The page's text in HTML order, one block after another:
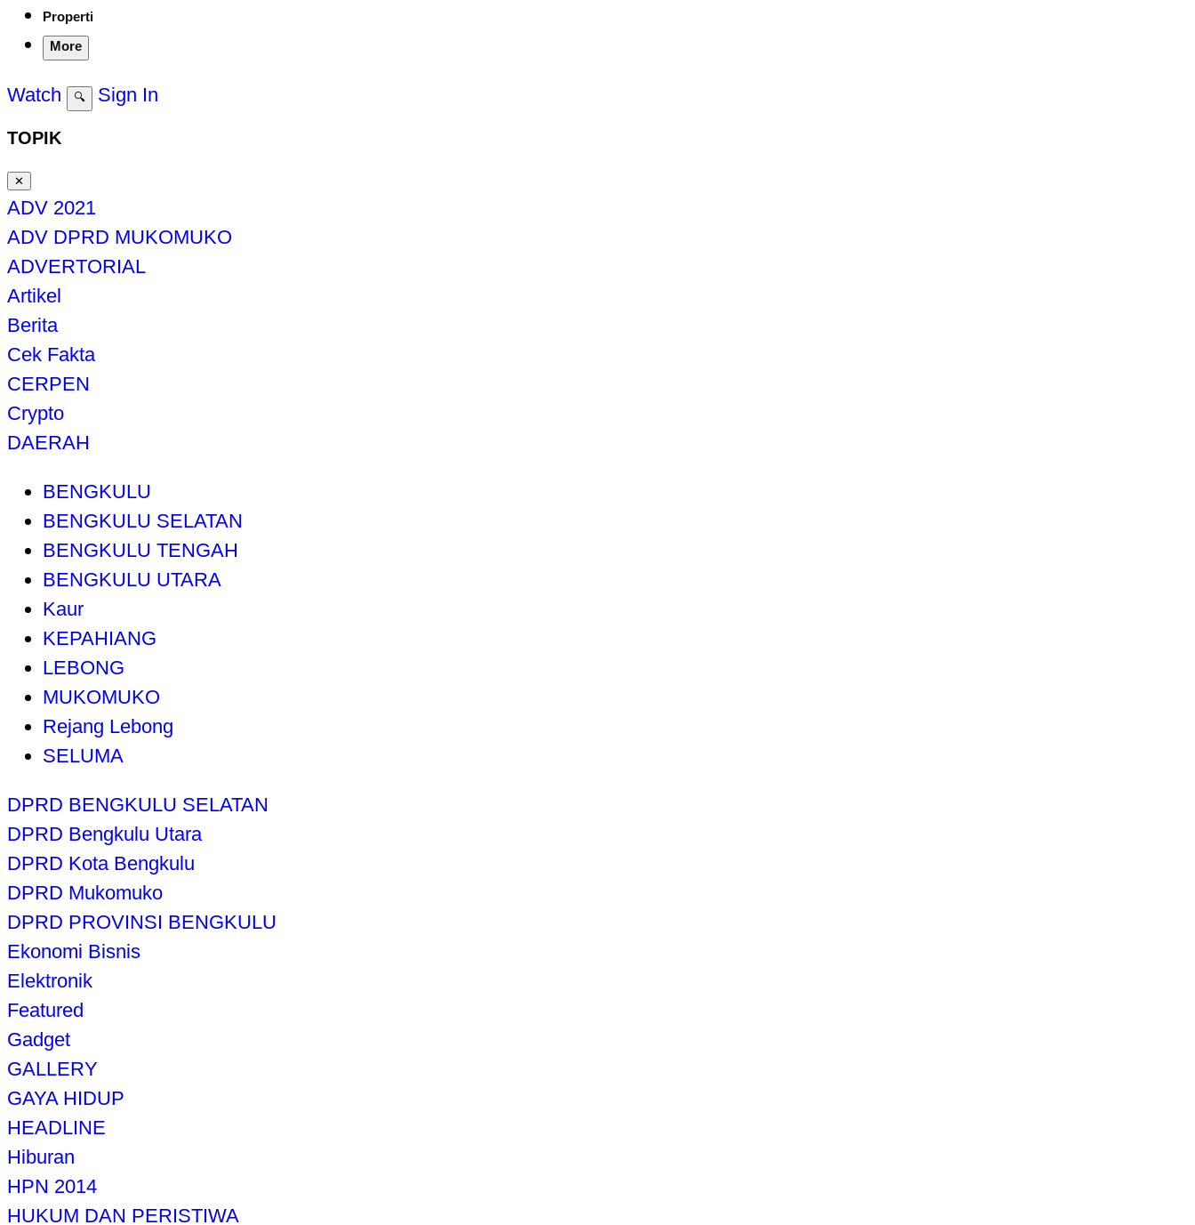
Properti
More
Watch 🔍 Sign In
TOPIK
✕
ADV 2021
ADV DPRD MUKOMUKO
ADVERTORIAL
Artikel
Berita
Cek Fakta
CERPEN
Crypto
DAERAH
BENGKULU
BENGKULU SELATAN
BENGKULU TENGAH
BENGKULU UTARA
Kaur
KEPAHIANG
LEBONG
MUKOMUKO
Rejang Lebong
SELUMA
DPRD BENGKULU SELATAN
DPRD Bengkulu Utara
DPRD Kota Bengkulu
DPRD Mukomuko
DPRD PROVINSI BENGKULU
Ekonomi Bisnis
Elektronik
Featured
Gadget
GALLERY
GAYA HIDUP
HEADLINE
Hiburan
HPN 2014
HUKUM DAN PERISTIWA